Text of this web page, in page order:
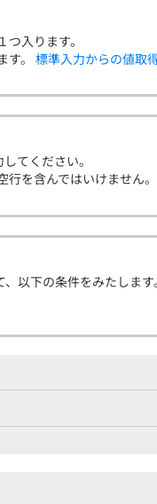
入ります。
。 標準入力からの値取
てください。
を含んではいけません。
、以下の条件をみたします